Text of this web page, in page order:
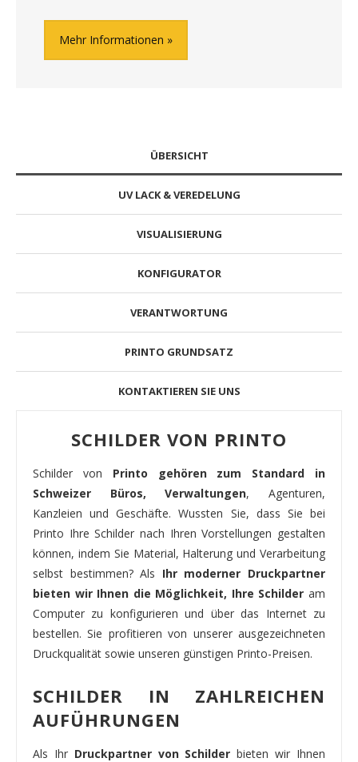
Mehr Informationen
ÜBERSICHT
UV LACK & VEREDELUNG
VISUALISIERUNG
KONFIGURATOR
VERANTWORTUNG
PRINTO GRUNDSATZ
KONTAKTIEREN SIE UNS
SCHILDER VON PRINTO
Schilder von Printo gehören zum Standard in
Schweizer Büros, Verwaltungen, Agenturen,
Kanzleien und Geschäfte. Wussten Sie, dass Sie bei
Printo Ihre Schilder nach Ihren Vorstellungen gestalten
können, indem Sie Material, Halterung und Verarbeitung
selbst bestimmen? Als Ihr moderner Druckpartner
bieten wir Ihnen die Möglichkeit, Ihre Schilder am
Computer zu konfigurieren und über das Internet zu
bestellen. Sie profitieren von unserer ausgezeichneten
Druckqualität sowie unseren günstigen Printo-Preisen.
SCHILDER IN ZAHLREICHEN
AUFÜHRUNGEN
Als Ihr Druckpartner von Schilderbieten wir Ihnen